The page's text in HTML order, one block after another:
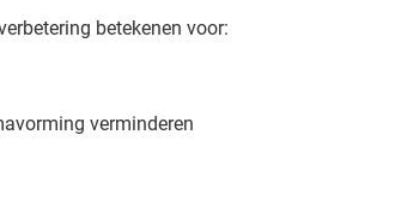
betekenen voor:
verminderen